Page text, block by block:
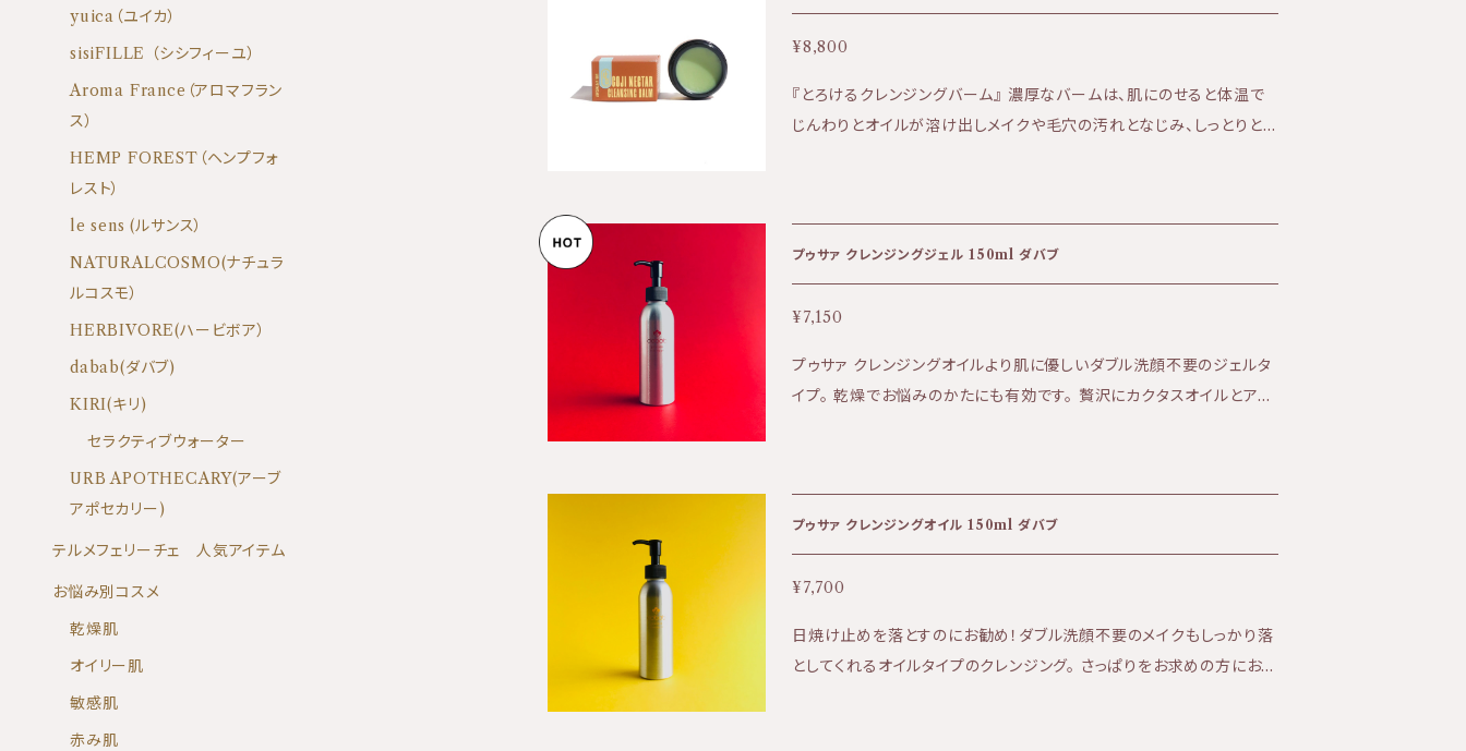
アルギン酸Ｎａ、イソプロパノール、トウキンセンカ花エキス、セイヨウノ
エキス、ダイズ油、ラベンダー油、スギナエキス、メリッサ葉油、セージエ
キス、モミジバキセワタエキス、ワレモコウエキス、ガリカバラ花油、ロー
・ソルーナは天然由来の原料のみを使用した植物性化粧品です。 ・ソル
ーナは、石油系の合成物質、合成保存料、 合成着色料、合成香料を
含まない、 無添加製品です。 ・ソルーナで使用しているエタノールはブ
ドウ由来です。 ・ソルーナで使用しているフェネチルアルコールはバラ
社農園にて、 環境学的視点に基づき、完全監視のもとでオーガニック
(無農薬、有機)栽培されています。 また、アルプスに自生する薬草を、
¥8,800
『とろけるクレンジングバーム』 濃厚なバームは、肌にのせると体温で
じんわりとオイルが溶け出しメイクや毛穴の汚れとなじみ、しっとりと
す。 敏感〜乾燥、年齢を重ねた大人の肌へおすすめ。
プゥサァ クレンジングジェル 150ml ダバブ
¥7,150
プゥサァ クレンジングオイルより肌に優しいダブル洗顔不要のジェルタ
イプ。 乾燥でお悩みのかたにも有効です。 贅沢にカクタスオイルとアル
ください。 ■ウォータープルーフタイプの化粧品にも有効です。 ・ご使用
■使用中、赤み、はれ、かゆみ、刺激、色抜け（白斑等）や黒ずみなど異
ださい。 ■高温多湿や直射日光を避け、乳幼児の手の届かない場所で
保管してください。 ■開封から半年以内を目安にお使いください。 ☆こ
プゥサァ クレンジングオイル 150ml ダバブ
¥7,700
日焼け止めを落とすのにお勧め！ダブル洗顔不要のメイクもしっかり落
としてくれるオイルタイプのクレンジング。 さっぱりをお求めの方にお勧
yuica（ユイカ）
sisiFILLE （シシフィーユ）
Aroma France（アロマフラン
ス）
HEMP FOREST（ヘンプフォ
レスト）
le sens (ルサンス）
NATURALCOSMO(ナチュラ
ルコスモ）
HERBIVORE(ハービボア）
dabab(ダバブ)
KIRI(キリ)
セラクティブウォーター
URB APOTHECARY(アーブ
アポセカリー)
テルメフェリーチェ 人気アイテム
お悩み別コスメ
乾燥肌
オイリー肌
敏感肌
赤み肌